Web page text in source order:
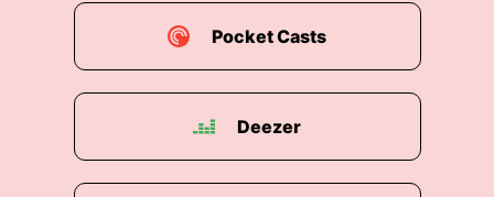
Pocket Casts
Deezer